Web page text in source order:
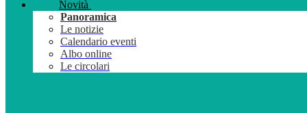
Novità
Panoramica
Le notizie
Calendario eventi
Albo online
Le circolari